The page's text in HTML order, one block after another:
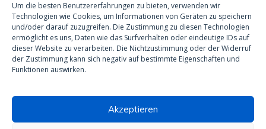
Um die besten Benutzererfahrungen zu bieten, verwenden wir
Technologien wie Cookies, um Informationen von Geräten zu speichern
und/oder darauf zuzugreifen. Die Zustimmung zu diesen Technologien
ermöglicht es uns, Daten wie das Surfverhalten oder eindeutige IDs auf
dieser Website zu verarbeiten. Die Nichtzustimmung oder der Widerruf
der Zustimmung kann sich negativ auf bestimmte Eigenschaften und
Funktionen auswirken.
Akzeptieren
Material
Schutzausrüstung
Spas und Pools